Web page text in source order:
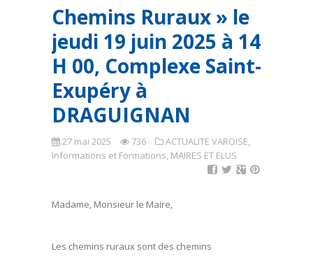
Chemins Ruraux » le
jeudi 19 juin 2025 à 14
H 00, Complexe Saint-
Exupéry à
DRAGUIGNAN
27 mai 2025 736 ACTUALITE VAROISE,
Informations et Formations, MAIRES ET ELUS
Madame, Monsieur le Maire,
Les chemins ruraux sont des chemins